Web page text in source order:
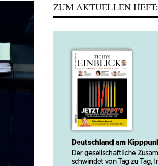
ZUM AKTUELLEN HEFT: